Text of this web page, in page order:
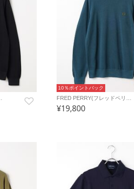
10％ポイントバック
FRED PERRY(フレッドペリ…
¥19,800